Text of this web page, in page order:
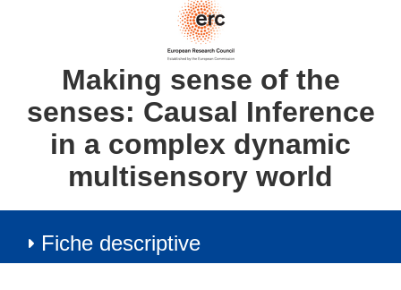
Making sense of the
senses: Causal Inference
in a complex dynamic
multisensory world
Fiche descriptive